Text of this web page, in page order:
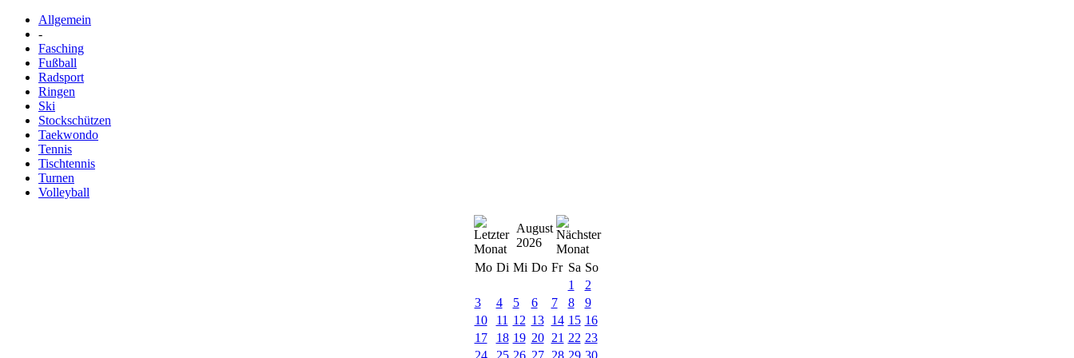
Allgemein
-
Fasching
Fußball
Radsport
Ringen
Ski
Stockschützen
Taekwondo
Tennis
Tischtennis
Turnen
Volleyball
August
2026
Mo Di Mi Do Fr Sa So
1
2
3
4 5 6 7 8
9
10
11 12 13 14 15 16
17
18 19 20 21 22 23
24
25 26 27 28 29 30